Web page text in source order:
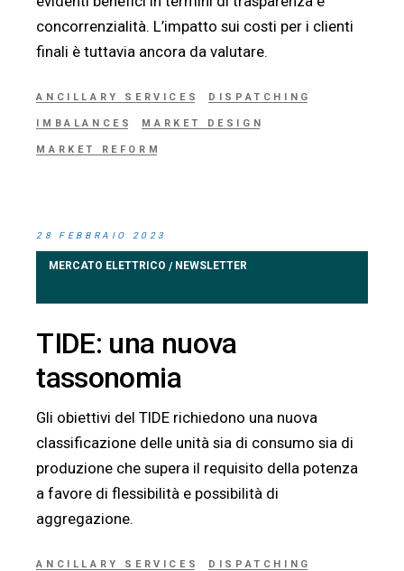
concorrenzialità. L’impatto sui costi per i clienti
finali è tuttavia ancora da valutare.
ANCILLARY SERVICES DISPATCHING
IMBALANCES MARKET DESIGN
MARKET REFORM
28 FEBBRAIO 2023
MERCATO ELETTRICO / NEWSLETTER
TIDE: una nuova
tassonomia
Gli obiettivi del TIDE richiedono una nuova
classificazione delle unità sia di consumo sia di
produzione che supera il requisito della potenza
a favore di flessibilità e possibilità di
aggregazione.
ANCILLARY SERVICES DISPATCHING